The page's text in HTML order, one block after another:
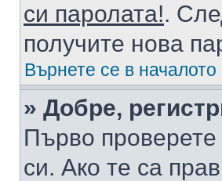
си паролата!.
получите нова
Върнете се в началото
» Добре,
Първо
си. Ако те са